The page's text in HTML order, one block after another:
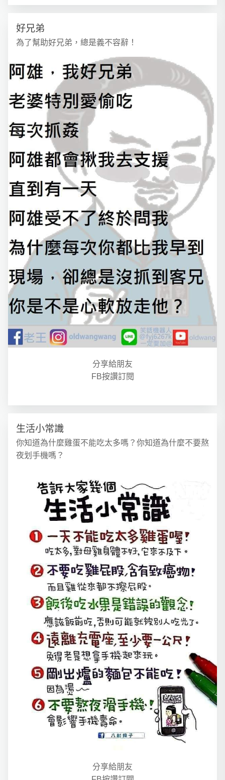
好兄弟
為了幫助好兄弟，總是義不容辭！
分享給朋友
FB按讚訂閱
生活小常識
你知道為什麼雞蛋不能吃太多嗎？你知道為什麼不要熬
夜划手機嗎？
分享給朋友